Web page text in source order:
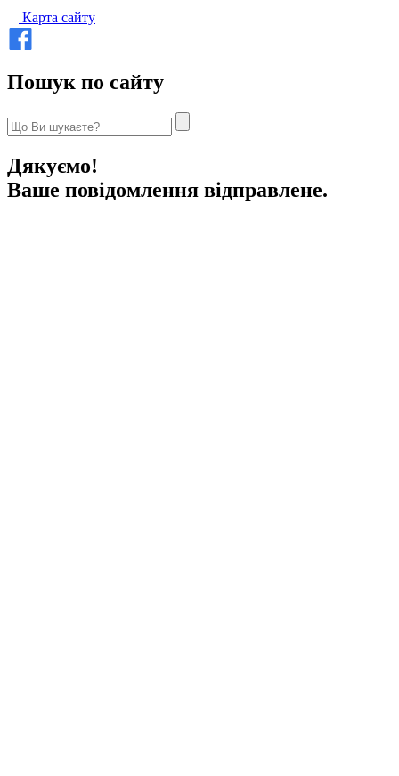
Карта сайту
Пошук по сайту
Дякуємо!
Ваше повідомлення відправлене.